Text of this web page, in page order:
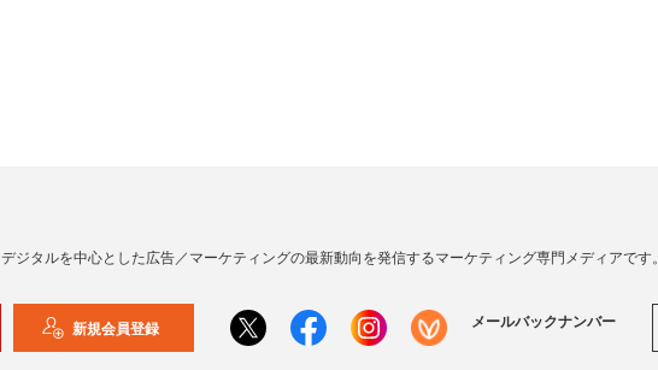
デジタルを中心とした広告／マーケティングの最新動向を発信するマーケティング専門メディアです。
新規会員登録 メールバックナンバー